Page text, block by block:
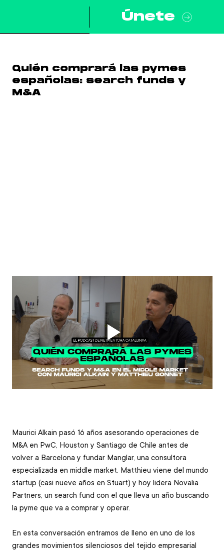
Únete
Quién comprará las pymes
españolas: search funds y
M&A
Maurici Alkain pasó 16 años asesorando operaciones de
M&A en PwC, Houston y Santiago de Chile antes de
volver a Barcelona y fundar Manglar, una consultora
especializada en middle market. Matthieu viene del mundo
startup (casi nueve años en Stuart) y hoy lidera Novalia
Partners, un search fund con el que lleva un año buscando
la pyme que va a comprar y operar.
En esta conversación entramos de lleno en uno de los
grandes movimientos silenciosos del tejido empresarial